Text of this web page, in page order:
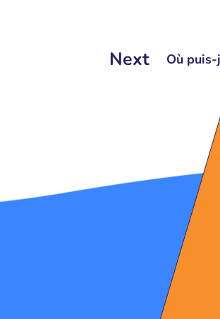
Next Où